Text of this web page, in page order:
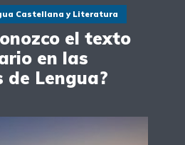
Castellana y Literatura
el texto
en las
de Lengua?